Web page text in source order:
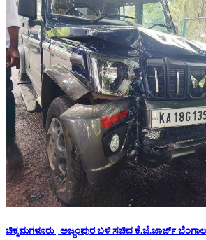
ಚಿಕ್ಕಮಗಳೂರು | ಅಜ್ಜಂಪುರ ಬಳಿ ಸಚಿವ ಕೆ.ಜೆ.ಜಾರ್ಜ್